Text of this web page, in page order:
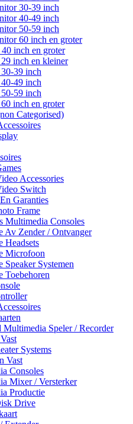
30-39 inch
40-49 inch
50-59 inch
60 inch en groter
inch en groter
inch en kleiner
39 inch
49 inch
59 inch
inch en groter
Categorised)
Accessories
Switch
Garanties
Frame
Multimedia Consoles
Av Zender / Ontvanger
Headsets
Microfoon
Speaker Systemen
Toebehoren
Multimedia Speler / Recorder
Systems
Vast
Consoles
Mixer / Versterker
Productie
Drive